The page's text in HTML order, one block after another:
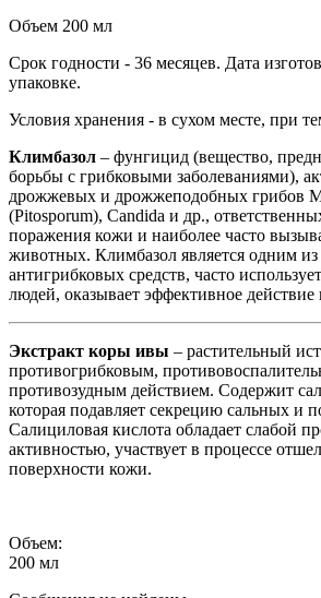
Объем 200 мл
Срок годности - 36 месяцев. Дата
упаковке.
Условия хранения - в сухом месте, при
Климбазол – фунгицид (вещество,
борьбы с грибковыми заболеваниями),
дрожжевых и дрожжеподобных грибов
(Pitosporum), Candida и др.,
поражения кожи и наиболее часто
животных. Климбазол является одним
антигрибковых средств, часто
людей, оказывает эффективное действие
Экстракт коры ивы – растительный
противогрибковым,
противозудным действием. Содержит
которая подавляет секрецию сальных и
Салициловая кислота обладает слабой
активностью, участвует в процессе
поверхности кожи.
Объем:
200 мл